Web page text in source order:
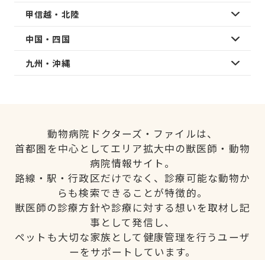
甲信越・北陸
中国・四国
九州・沖縄
動物病院ドクターズ・ファイルは、
首都圏を中心としてエリア拡大中の獣医師・動物
病院情報サイト。
路線・駅・行政区だけでなく、診療可能な動物か
らも検索できることが特徴的。
獣医師の診療方針や診療に対する想いを取材し記
事として発信し、
ペットも大切な家族として健康管理を行うユーザ
ーをサポートしています。